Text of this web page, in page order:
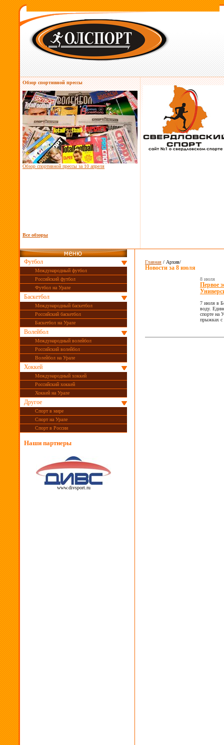
Обзор спортивной прессы
Обзор спортивной прессы за 10 апреля
Все обзоры
Футбол
Международный футбол
Российский футбол
Футбол на Урале
Баскетбол
Международный баскетбол
Российский баскетбол
Баскетбол на Урале
Волейбол
Международный волейбол
Российский волейбол
Волейбол на Урале
Хоккей
Международный хоккей
Российский хоккей
Хоккей на Урале
Другое
Спорт в мире
Спорт на Урале
Спорт в России
Наши партнеры
www.divsport.ru
Главная / Архив/
Новости за 8 июля
8 июля
Первое
7 июля в
воду.
спорте на
прыжках с